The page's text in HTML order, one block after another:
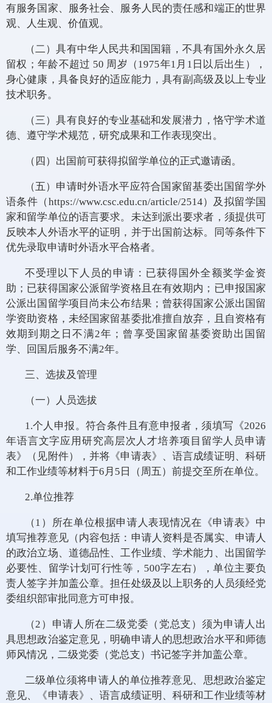
有服务国家、服务社会、服务人民的责任感和端正的世界
观、人生观、价值观。
（二）具有中华人民共和国国籍，不具有国外永久居
留权；年龄不超过 50 周岁（1975年1月1日以后出生），
身心健康，具备良好的适应能力，具有副高级及以上专业
技术职务。
（三）具有良好的专业基础和发展潜力，恪守学术道
德、遵守学术规范，研究成果和工作表现突出。
（四）出国前可获得拟留学单位的正式邀请函。
（五）申请时外语水平应符合国家留基委出国留学外
语条件（https://www.csc.edu.cn/article/2514）及拟留学国
家和留学单位的语言要求。未达到派出要求者，须提供可
反映本人外语水平的证明，并于出国前达标。同等条件下
优先录取申请时外语水平合格者。
不受理以下人员的申请：已获得国外全额奖学金资
助；已获得国家公派留学资格且在有效期内；已申报国家
公派出国留学项目尚未公布结果；曾获得国家公派出国留
学资助资格，未经国家留基委批准擅自放弃，且自资格有
效期到期之日不满2年；曾享受国家留基委资助出国留
学、回国后服务不满2年。
三、选拔及管理
（一）人员选拔
1.个人申报。符合条件且有意申报者，须填写《2026
年语言文字应用研究高层次人才培养项目留学人员申请
表》（见附件），并将《申请表》、语言成绩证明、科研
和工作业绩等材料于6月5日（周五）前提交至所在单位。
2.单位推荐
（1）所在单位根据申请人表现情况在《申请表》中
填写推荐意见（内容包括：申请人资料是否属实、申请人
的政治立场、道德品性、工作业绩、学术能力、出国留学
必要性、留学计划可行性等，500字左右），单位主要负
责人签字并加盖公章。担任处级及以上职务的人员须经党
委组织部审批同意方可申报。
（2）申请人所在二级党委（党总支）须为申请人出
具思想政治鉴定意见，明确申请人的思想政治水平和师德
师风情况，二级党委（党总支）书记签字并加盖公章。
二级单位须将申请人的单位推荐意见、思想政治鉴定
意见、《申请表》、语言成绩证明、科研和工作业绩等材